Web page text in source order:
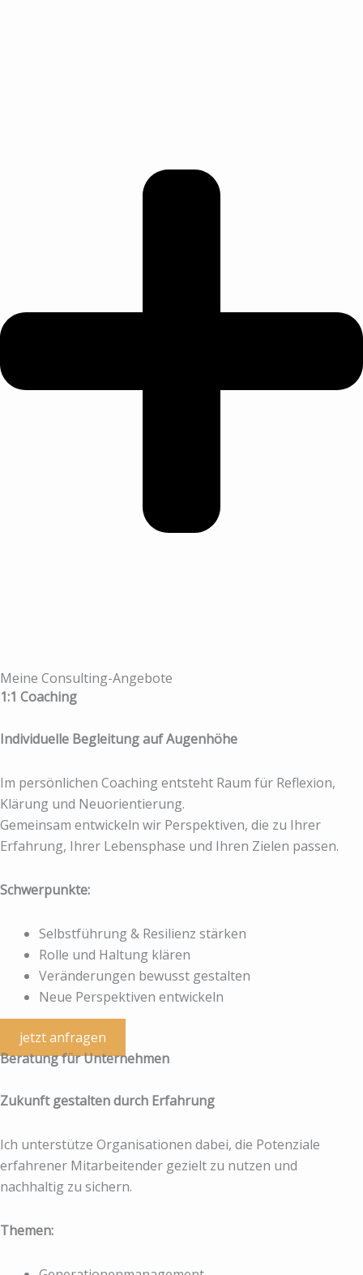
Meine Consulting-Angebote
1:1 Coaching
Individuelle Begleitung auf Augenhöhe
Im persönlichen Coaching entsteht Raum für Reflexion,
Klärung und Neuorientierung.
Gemeinsam entwickeln wir Perspektiven, die zu Ihrer
Erfahrung, Ihrer Lebensphase und Ihren Zielen passen.
Schwerpunkte:
Selbstführung & Resilienz stärken
Rolle und Haltung klären
Veränderungen bewusst gestalten
Neue Perspektiven entwickeln
jetzt anfragen
Beratung für Unternehmen
Zukunft gestalten durch Erfahrung
Ich unterstütze Organisationen dabei, die Potenziale
erfahrener Mitarbeitender gezielt zu nutzen und
nachhaltig zu sichern.
Themen: